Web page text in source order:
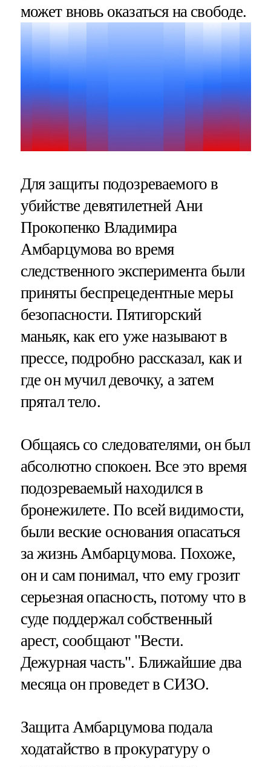
может вновь оказаться на свободе.
Для защиты подозреваемого в
убийстве девятилетней Ани
Прокопенко Владимира
Амбарцумова во время
следственного эксперимента были
приняты беспрецедентные меры
безопасности. Пятигорский
маньяк, как его уже называют в
прессе, подробно рассказал, как и
где он мучил девочку, а затем
прятал тело.
Общаясь со следователями, он был
абсолютно спокоен. Все это время
подозреваемый находился в
бронежилете. По всей видимости,
были веские основания опасаться
за жизнь Амбарцумова. Похоже,
он и сам понимал, что ему грозит
серьезная опасность, потому что в
суде поддержал собственный
арест, сообщают "Вести.
Дежурная часть". Ближайшие два
месяца он проведет в СИЗО.
Защита Амбарцумова подала
ходатайство в прокуратуру о